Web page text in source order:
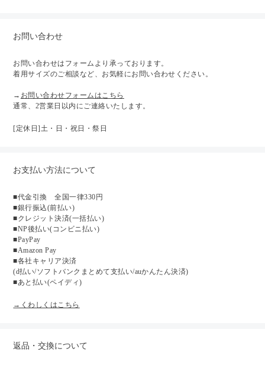
お問い合わせ
お問い合わせはフォームより承っております。
着用サイズのご相談など、お気軽にお問い合わせください。
→ お問い合わせフォームはこちら
通常、2営業日以内にご連絡いたします。
[定休日]土・日・祝日・祭日
お支払い方法について
■代金引換 全国一律330円
■銀行振込(前払い)
■クレジット決済(一括払い)
■NP後払い(コンビニ払い)
■PayPay
■Amazon Pay
■各社キャリア決済
(d払い/ソフトバンクまとめて支払い/auかんたん決済)
■あと払い(ペイディ)
→くわしくはこちら
返品・交換について